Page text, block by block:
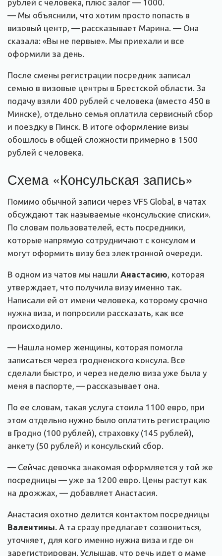
рублей с человека, плюс залог — 1000.
— Мы объяснили, что хотим просто попасть в
визовый центр, — рассказывает Марина. — Она
сказала: «Вы не первые». Мы приехали и все
оформили за день.
После смены регистрации посредник записал
семью в визовые центры в Брестской области. За
подачу взяли 400 рублей с человека (вместо 450 в
Минске), отдельно семья оплатила сервисный сбор
и поездку в Пинск. В итоге оформление визы
обошлось в общей сложности примерно в 1500
рублей с человека.
Схема «Консульская запись»
Помимо обычной записи через VFS Global, в чатах
обсуждают так называемые «консульские списки».
По словам пользователей, есть посредники,
которые напрямую сотрудничают с консулом и
могут оформить визу без электронной очереди.
В одном из чатов мы нашли Анастасию , которая
утверждает, что получила визу именно так.
Написали ей от имени человека, которому срочно
нужна виза, и попросили рассказать, как все
происходило.
— Нашла номер женщины, которая помогла
записаться через гродненского консула. Все
сделали быстро, и через неделю виза уже была у
меня в паспорте, — рассказывает она.
По ее словам, такая услуга стоила 1100 евро, при
этом отдельно нужно было оплатить регистрацию
в Гродно (100 рублей), страховку (145 рублей),
анкету (50 рублей) и консульский сбор.
— Сейчас девочка знакомая оформляется у той же
посредницы — уже за 1200 евро. Цены растут как
на дрожжах, — добавляет Анастасия.
Анастасия охотно делится контактом посредницы
Валентины. А та сразу предлагает созвониться,
уточняет, для кого именно нужна виза и где он
зарегистрирован. Услышав, что речь идет о маме